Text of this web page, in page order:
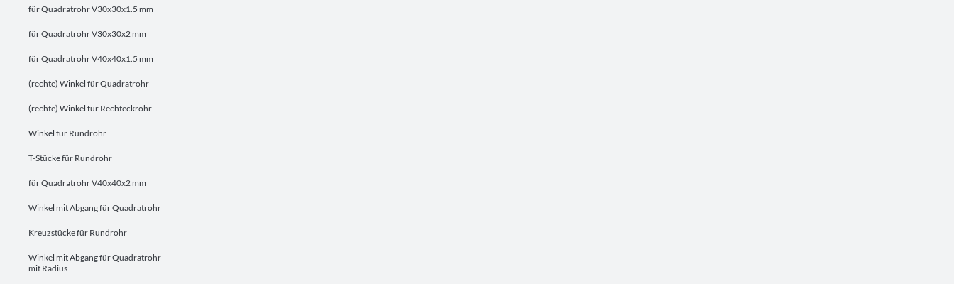
für Quadratrohr V30x30x1.5 mm
für Quadratrohr V30x30x2 mm
für Quadratrohr V40x40x1.5 mm
(rechte) Winkel für Quadratrohr
(rechte) Winkel für Rechteckrohr
Winkel für Rundrohr
T-Stücke für Rundrohr
für Quadratrohr V40x40x2 mm
Winkel mit Abgang für Quadratrohr
Kreuzstücke für Rundrohr
Winkel mit Abgang für Quadratrohr
mit Radius